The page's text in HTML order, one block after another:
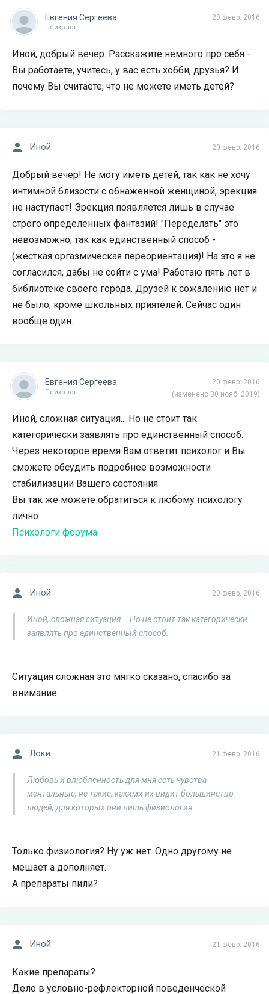
20 февр. 2016
Евгения Сергеева
Психолог
Иной, добрый вечер. Расскажите немного про себя -
Вы работаете, учитесь, у вас есть хобби, друзья? И
почему Вы считаете, что не можете иметь детей?
20 февр. 2016
Иной
Добрый вечер! Не могу иметь детей, так как не хочу
интимной близости с обнаженной женщиной, эрекция
не наступает! Эрекция появляется лишь в случае
строго определенных фантазий! "Переделать" это
невозможно, так как единственный способ -
(жесткая оргазмическая переориентация)! На это я не
согласился, дабы не сойти с ума! Работаю пять лет в
библиотеке своего города. Друзей к сожалению нет и
не было, кроме школьных приятелей. Сейчас один
вообще один.
20 февр. 2016
(изменено 30 нояб. 2019)
Евгения Сергеева
Психолог
Иной, сложная ситуация... Но не стоит так
категорически заявлять про единственный способ.
Через некоторое время Вам ответит психолог и Вы
сможете обсудить подробнее возможности
стабилизации Вашего состояния.
Вы так же можете обратиться к любому психологу
лично
Психологи форума
20 февр. 2016
Иной
Иной, сложная ситуация... Но не стоит так категорически
заявлять про единственный способ.
Ситуация сложная это мягко сказано, спасибо за
внимание.
21 февр. 2016
Локи
Любовь и влюбленность для мня есть чувства
ментальные, не такие, какими их видит большинство
людей, для которых они лишь физиология
Только физиология? Ну уж нет. Одно другому не
мешает а дополняет.
А препараты пили?
21 февр. 2016
Иной
Какие препараты?
Дело в условно-рефлекторной поведенческой